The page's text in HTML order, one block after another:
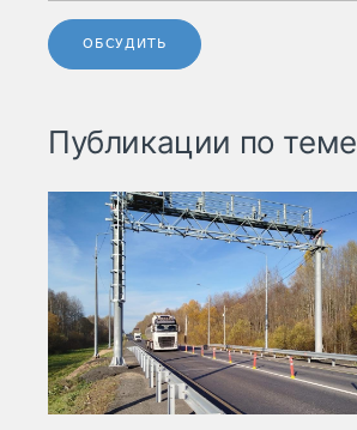
ОБСУДИТЬ
Публикации по теме